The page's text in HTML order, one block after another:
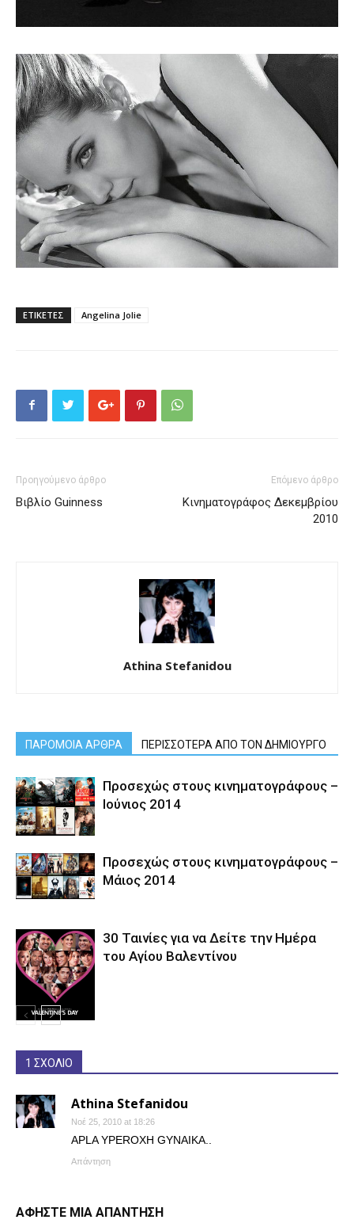
ΕΤΙΚΕΤΕΣ Angelina Jolie
Προηγούμενο άρθρο
Βιβλίο Guinness
Επόμενο άρθρο
Κινηματογράφος Δεκεμβρίου
2010
Athina Stefanidou
ΠΑΡΟΜΟΙΑ ΑΡΘΡΑ ΠΕΡΙΣΣΟΤΕΡΑ ΑΠΟ ΤΟΝ ΔΗΜΙΟΥΡΓΟ
Προσεχώς στους κινηματογράφους –
Ιούνιος 2014
Προσεχώς στους κινηματογράφους –
Μάιος 2014
30 Ταινίες για να Δείτε την Ημέρα
του Αγίου Βαλεντίνου
1 ΣΧΟΛΙΟ
Athina Stefanidou
Νοέ 25, 2010 at 18:26
APLA YPEROXH GYNAIKA..
Απάντηση
ΑΦΗΣΤΕ ΜΙΑ ΑΠΑΝΤΗΣΗ